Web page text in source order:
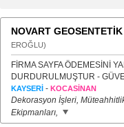
NOVART
EROĞLU)
FİRMA SAYFA ÖDEMESİNİ
DURDURULMUŞTUR -
KAYSERİ - KOCASİNAN
Dekorasyon İşleri,
Ekipmanları,